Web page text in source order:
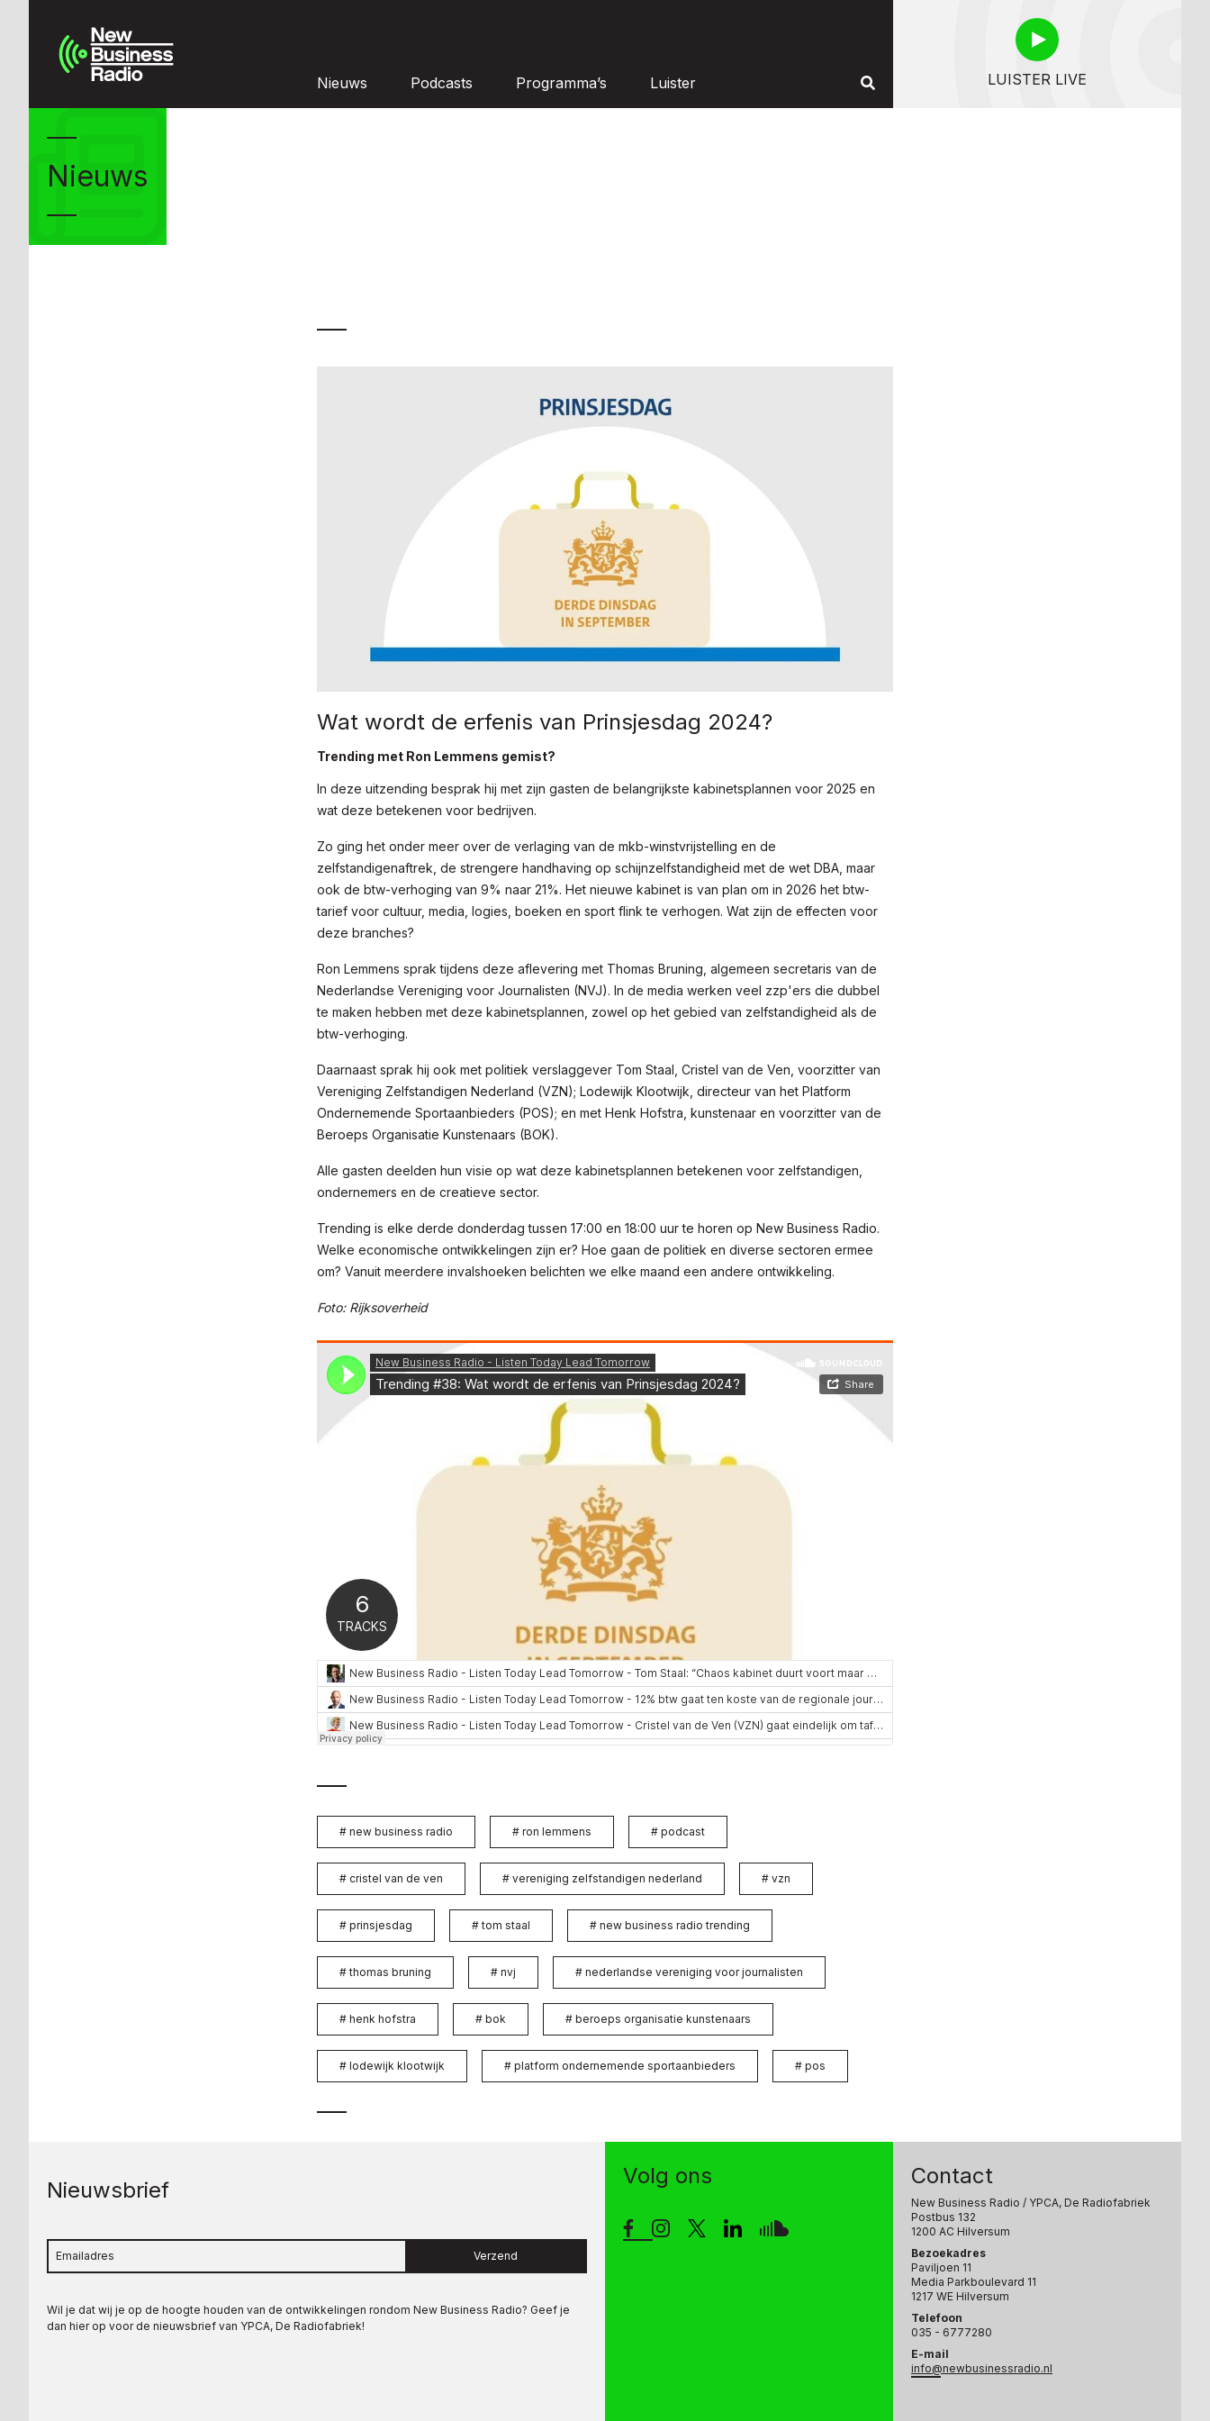
Nieuws Podcasts Programma’s Luister LUISTER LIVE
Nieuws
Wat wordt de erfenis van Prinsjesdag 2024?
Trending met Ron Lemmens gemist?
In deze uitzending besprak hij met zijn gasten de belangrijkste kabinetsplannen voor 2025 en
wat deze betekenen voor bedrijven.
Zo ging het onder meer over de verlaging van de mkb-winstvrijstelling en de
zelfstandigenaftrek, de strengere handhaving op schijnzelfstandigheid met de wet DBA, maar
ook de btw-verhoging van 9% naar 21%. Het nieuwe kabinet is van plan om in 2026 het btw-
tarief voor cultuur, media, logies, boeken en sport flink te verhogen. Wat zijn de effecten voor
deze branches?
Ron Lemmens sprak tijdens deze aflevering met Thomas Bruning, algemeen secretaris van de
Nederlandse Vereniging voor Journalisten (NVJ). In de media werken veel zzp'ers die dubbel
te maken hebben met deze kabinetsplannen, zowel op het gebied van zelfstandigheid als de
btw-verhoging.
Daarnaast sprak hij ook met politiek verslaggever Tom Staal, Cristel van de Ven, voorzitter van
Vereniging Zelfstandigen Nederland (VZN); Lodewijk Klootwijk, directeur van het Platform
Ondernemende Sportaanbieders (POS); en met Henk Hofstra, kunstenaar en voorzitter van de
Beroeps Organisatie Kunstenaars (BOK).
Alle gasten deelden hun visie op wat deze kabinetsplannen betekenen voor zelfstandigen,
ondernemers en de creatieve sector.
Trending is elke derde donderdag tussen 17:00 en 18:00 uur te horen op New Business Radio.
Welke economische ontwikkelingen zijn er? Hoe gaan de politiek en diverse sectoren ermee
om? Vanuit meerdere invalshoeken belichten we elke maand een andere ontwikkeling.
Foto: Rijksoverheid
# new business radio # ron lemmens # podcast
# cristel van de ven # vereniging zelfstandigen nederland # vzn
# prinsjesdag #tom staal # new business radio trending
#thomas bruning # nvj # nederlandse vereniging voor journalisten
# henk hofstra # bok # beroeps organisatie kunstenaars
# lodewijk klootwijk # platform ondernemende sportaanbieders # pos
Nieuwsbrief
Verzend
Wil je dat wij je op de hoogte houden van de ontwikkelingen rondom New Business Radio? Geef je
dan hier op voor de nieuwsbrief van YPCA, De Radiofabriek!
Volg ons Contact
New Business Radio / YPCA, De Radiofabriek
Postbus 132
1200 AC Hilversum
Bezoekadres
Paviljoen 11
Media Parkboulevard 11
1217 WE Hilversum
Telefoon
035 - 6777280
E-mail
info@newbusinessradio.nl